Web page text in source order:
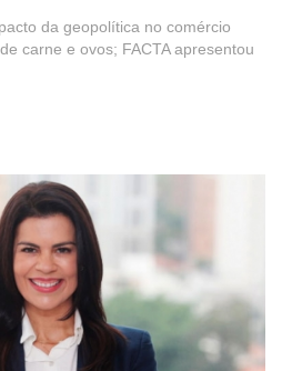
da geopolítica no comércio
carne e ovos; FACTA apresentou